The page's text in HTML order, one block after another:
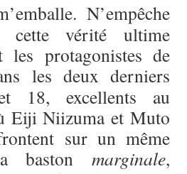
N’empêche
cette vérité ultime
les protagonistes de
les deux derniers
18, excellents au
Eiji Niizuma et Muto
sur un même
baston marginale,